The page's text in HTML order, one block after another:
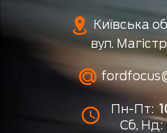
Київська
вул.
Пн-Пт:
Сб, Нд: